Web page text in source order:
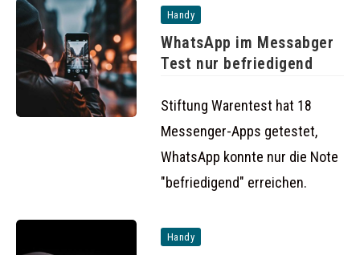
Handy
WhatsApp im Messabger
Test nur befriedigend
Stiftung Warentest hat 18
Messenger-Apps getestet,
WhatsApp konnte nur die Note
"befriedigend" erreichen.
Handy